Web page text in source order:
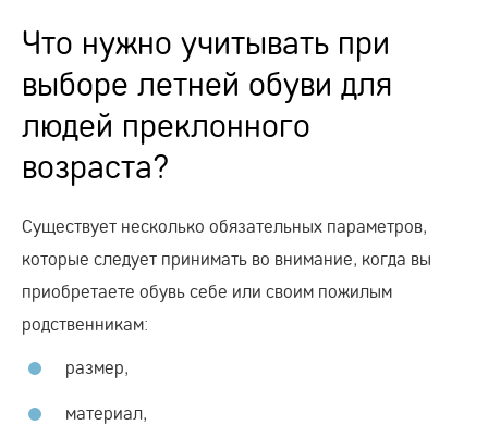
Что нужно учитывать при
выборе летней обуви для
людей преклонного
возраста?
Существует несколько обязательных параметров,
которые следует принимать во внимание, когда вы
приобретаете обувь себе или своим пожилым
родственникам:
размер,
материал,